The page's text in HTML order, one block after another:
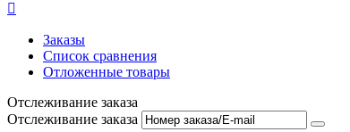

Заказы
Список сравнения
Отложенные товары
Отслеживание заказа
Отслеживание заказа